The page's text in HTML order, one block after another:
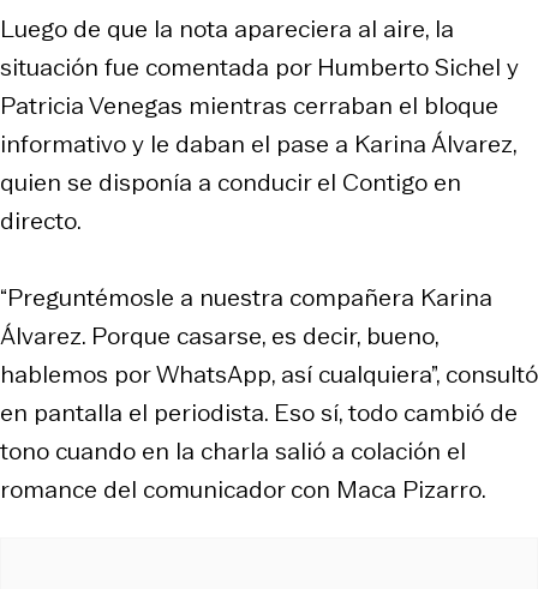
Luego de que la nota apareciera al aire, la
situación fue comentada por Humberto Sichel y
Patricia Venegas mientras cerraban el bloque
informativo y le daban el pase a Karina Álvarez,
quien se disponía a conducir el Contigo en
directo.
“Preguntémosle a nuestra compañera Karina
Álvarez. Porque casarse, es decir, bueno,
hablemos por WhatsApp, así cualquiera”, consultó
en pantalla el periodista. Eso sí, todo cambió de
tono cuando en la charla salió a colación el
romance del comunicador con Maca Pizarro.